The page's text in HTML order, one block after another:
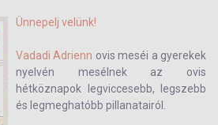
Ünnepelj velünk!
Vadadi Adrienn ovis meséi a gyerekek
nyelvén mesélnek az ovis
hétköznapok legviccesebb, legszebb
és legmeghatóbb pillanatairól.